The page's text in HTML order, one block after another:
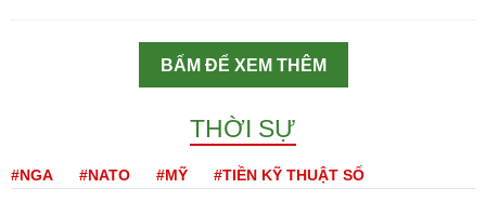
BẤM ĐỂ XEM THÊM
THỜI SỰ
#NGA #NATO #MỸ #TIỀN KỸ THUẬT SỐ